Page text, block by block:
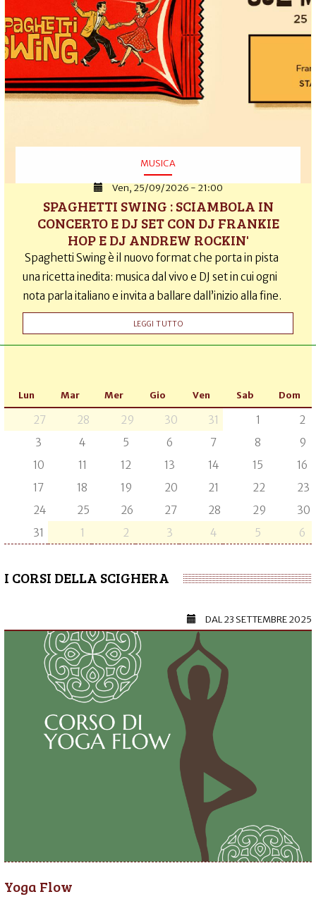
MUSICA
Ven, 25/09/2026 - 21:00
SPAGHETTI SWING : SCIAMBOLA IN
CONCERTO E DJ SET CON DJ FRANKIE
HOP E DJ ANDREW ROCKIN'
Spaghetti Swing è il nuovo format che porta in pista
una ricetta inedita: musica dal vivo e DJ set in cui ogni
nota parla italiano e invita a ballare dall’inizio alla fine.
LEGGI TUTTO
Lun Mar Mer Gio Ven Sab Dom
27 28 29 30 31 1
2
3
4 5 6 7 8
9
10
11 12 13 14 15
16
17
18 19 20 21 22
23
24
25 26 27 28 29
30
31
1 2 3 4 5 6
I CORSI DELLA SCIGHERA
DAL23 SETTEMBRE 2025
Yoga Flow